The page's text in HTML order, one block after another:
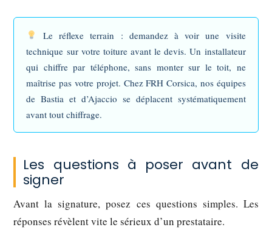
Le réflexe terrain : demandez à voir une visite
technique sur votre toiture avant le devis. Un installateur
qui chiffre par téléphone, sans monter sur le toit, ne
maîtrise pas votre projet. Chez FRH Corsica, nos équipes
de Bastia et d’Ajaccio se déplacent systématiquement
avant tout chiffrage.
Les questions à poser avant de
signer
Avant la signature, posez ces questions simples. Les
réponses révèlent vite le sérieux d’un prestataire.